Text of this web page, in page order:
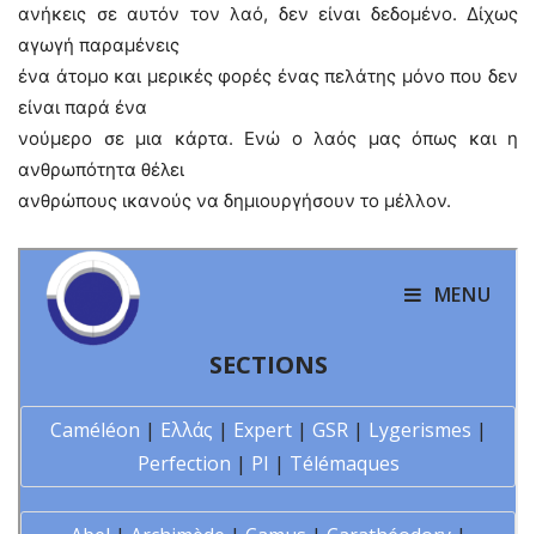
ανήκεις σε αυτόν τον λαό, δεν είναι δεδομένο. Δίχως
αγωγή παραμένεις
ένα άτομο και μερικές φορές ένας πελάτης μόνο που δεν
είναι παρά ένα
νούμερο σε μια κάρτα. Ενώ ο λαός μας όπως και η
ανθρωπότητα θέλει
ανθρώπους ικανούς να δημιουργήσουν το μέλλον.